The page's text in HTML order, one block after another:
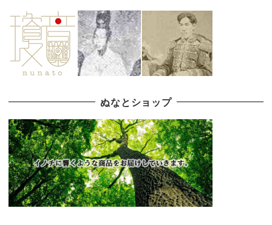
ぬなとショップ